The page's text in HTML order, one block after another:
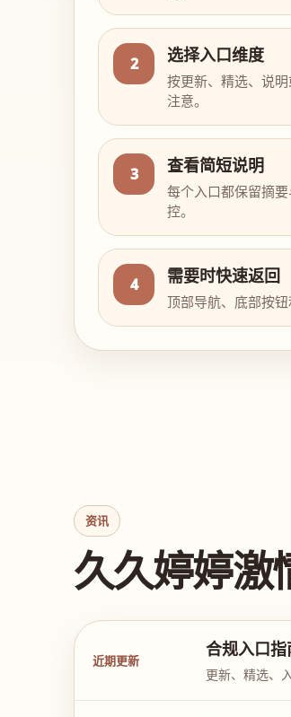
2 选择入口维度
按更新、精选、说
注意。
3 查看简短说明
每个入口都保留摘
控。
4 需要时快速返回
顶部导航、底部按钮
资讯
久久婷婷激
近期更新
合规入口
更新、精选、